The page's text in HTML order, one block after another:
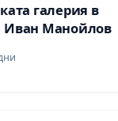
галерия в
Иван Манойлов